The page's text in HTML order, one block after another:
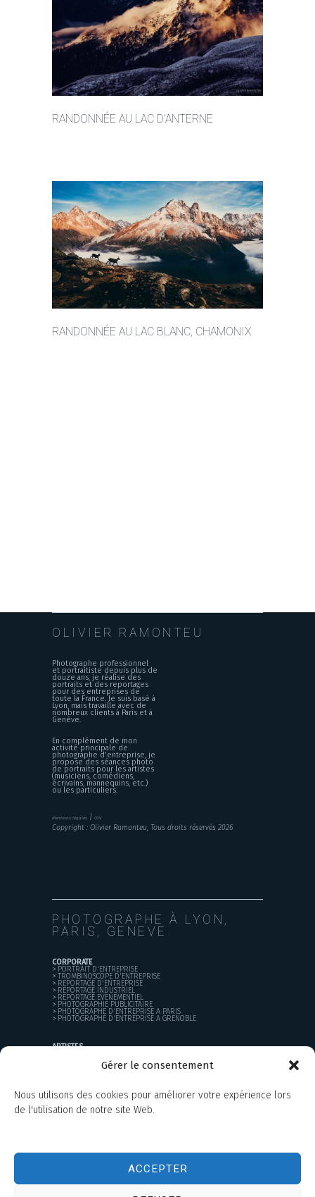
Gérer le consentement
Nous utilisons des cookies pour améliorer votre expérience lors
de l'utilisation de notre site Web.
ACCEPTER
RANDONNÉE AU LAC D’ANTERNE
RANDONNÉE AU LAC BLANC, CHAMONIX
OLIVIER RAMONTEU
Photographe professionnel
et portraitiste depuis plus de
douze ans, je réalise des
portraits et des reportages
pour des entreprises de
toute la France. Je suis basé à
Lyon, mais travaille avec de
nombreux clients à Paris et à
Genève.
En complément de mon
activité principale de
photographe d'entreprise, je
propose des séances photo
de portraits pour les artistes
(musiciens, comédiens,
écrivains, mannequins, etc.)
ou les particuliers.
Mentions légales | CGV
Copyright : Olivier Ramonteu, Tous droits réservés 2026
PHOTOGRAPHE À LYON,
PARIS, GENEVE
CORPORATE
> PORTRAIT D'ENTREPRISE
> TROMBINOSCOPE D'ENTREPRISE
> REPORTAGE D'ENTREPRISE
> REPORTAGE INDUSTRIEL
> REPORTAGE EVENEMENTIEL
> PHOTOGRAPHIE PUBLICITAIRE
> PHOTOGRAPHE D'ENTREPRISE A PARIS
> PHOTOGRAPHE D'ENTREPRISE A GRENOBLE
ARTISTES
CREATION D'UNIVERS VISUEL
PARTICULIERS
>PORTRAIT
>COURS DE PHOTO